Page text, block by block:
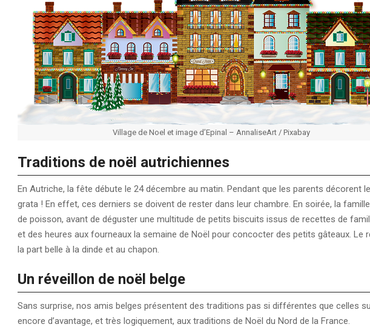
Village de Noel et image d’Epinal – AnnaliseArt / Pixabay
Traditions de noël autrichiennes
En Autriche, la fête débute le 24 décembre au matin. Pendant que les parents décorent
grata ! En effet, ces derniers se doivent de rester dans leur chambre. En soirée, la
de poisson, avant de déguster une multitude de petits biscuits issus de recettes de
et des heures aux fourneaux la semaine de Noël pour concocter des petits gâteaux. Le
la part belle à la dinde et au chapon.
Un réveillon de noël belge
Sans surprise, nos amis belges présentent des traditions pas si différentes que celles
encore d’avantage, et très logiquement, aux traditions de Noël du Nord de la France.